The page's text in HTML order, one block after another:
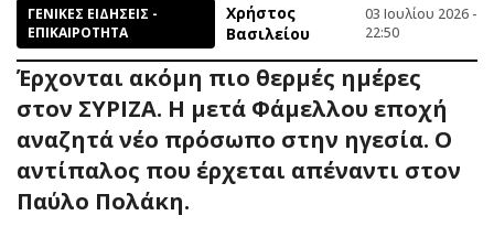
ΓΕΝΙΚΕΣ ΕΙΔΗΣΕΙΣ -
ΕΠΙΚΑΙΡΟΤΗΤΑ
Χρήστος
Βασιλείου
03 Ιουλίου 2026 -
22:50
Έρχονται ακόμη πιο θερμές ημέρες
στον ΣΥΡΙΖΑ. Η μετά Φάμελλου εποχή
αναζητά νέο πρόσωπο στην ηγεσία. Ο
αντίπαλος που έρχεται απέναντι στον
Παύλο Πολάκη.